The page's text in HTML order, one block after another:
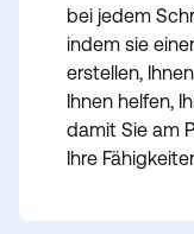
bei jedem
indem sie
erstellen,
Ihnen helfen,
damit Sie am
Ihre